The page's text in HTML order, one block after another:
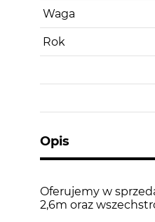
Waga
Rok
Opis
Oferujemy w
2,6m oraz